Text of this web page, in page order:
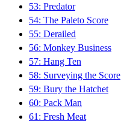
53: Predator
54: The Paleto Score
55: Derailed
56: Monkey Business
57: Hang Ten
58: Surveying the Score
59: Bury the Hatchet
60: Pack Man
61: Fresh Meat